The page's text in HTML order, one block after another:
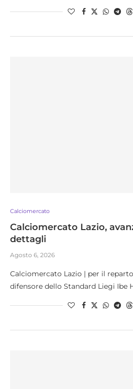
Calciomercato
Calciomercato Lazio,
dettagli
Agosto 6, 2026
Calciomercato Lazio | per il
difensore dello Standard Liegi Ibe